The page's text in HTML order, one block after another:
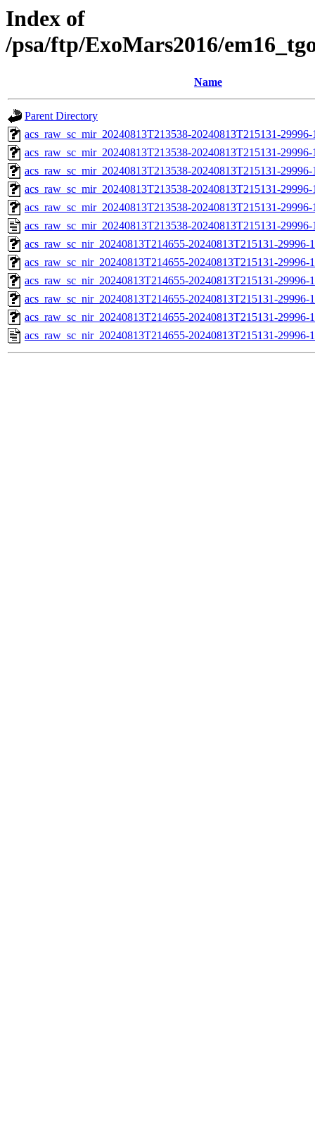
Index of
/psa/ftp/ExoMars2016/
Name
Parent Directory
acs_raw_sc_mir_20240813T213538-20240813T215131-
acs_raw_sc_mir_20240813T213538-20240813T215131-
acs_raw_sc_mir_20240813T213538-20240813T215131-
acs_raw_sc_mir_20240813T213538-20240813T215131-
acs_raw_sc_mir_20240813T213538-20240813T215131-
acs_raw_sc_mir_20240813T213538-20240813T215131-
acs_raw_sc_nir_20240813T214655-20240813T215131-
acs_raw_sc_nir_20240813T214655-20240813T215131-29996-
acs_raw_sc_nir_20240813T214655-20240813T215131-29996-
acs_raw_sc_nir_20240813T214655-20240813T215131-29996-
acs_raw_sc_nir_20240813T214655-20240813T215131-29996-
acs_raw_sc_nir_20240813T214655-20240813T215131-29996-